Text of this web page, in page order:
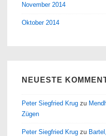
November 2014
Oktober 2014
NEUESTE
Peter Siegfried Krug zu
Zügen
Peter Siegfried Krug zu